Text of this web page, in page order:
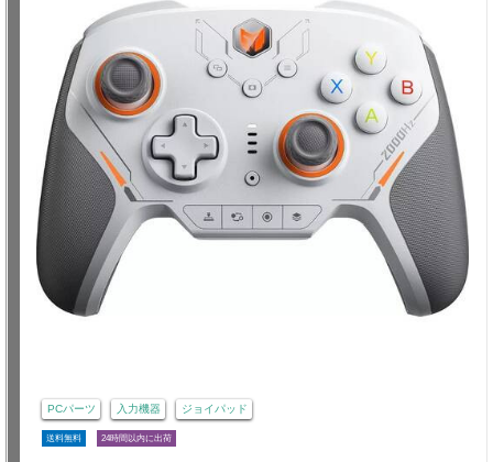
PCパーツ 入力機器 ジョイパッド
送料無料 24時間以内に出荷